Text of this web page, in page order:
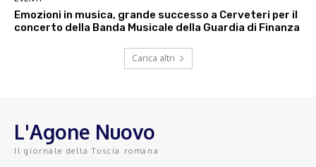
Emozioni in musica, grande successo a Cerveteri per il
concerto della Banda Musicale della Guardia di Finanza
Carica altri
L'Agone Nuovo
Il giornale della Tuscia romana